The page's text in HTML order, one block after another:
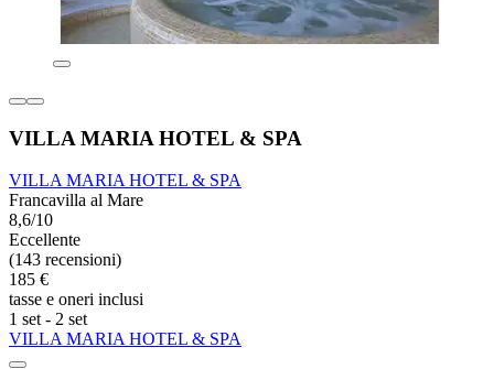
VILLA MARIA HOTEL & SPA
VILLA MARIA HOTEL & SPA
Francavilla al Mare
8,6/10
Eccellente
(143 recensioni)
185 €
tasse e oneri inclusi
1 set - 2 set
VILLA MARIA HOTEL & SPA